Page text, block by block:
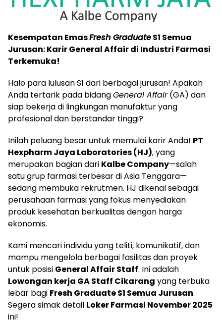
Kesempatan EmasFresh GraduateS1 Semua
Jurusan: Karir General Affair di Industri Farmasi
Terkemuka!
Halo para lulusan S1 dari berbagai jurusan! Apakah
Anda tertarik pada bidangGeneral Affair(GA) dan
siap bekerja di lingkungan manufaktur yang
profesional dan berstandar tinggi?
Inilah peluang besar untuk memulai karir Anda! PT
Hexpharm Jaya Laboratories (HJ), yang
merupakan bagian dari Kalbe Company—salah
satu grup farmasi terbesar di Asia Tenggara—
sedang membuka rekrutmen. HJ dikenal sebagai
perusahaan farmasi yang fokus menyediakan
produk kesehatan berkualitas dengan harga
ekonomis.
Kami mencari individu yang teliti, komunikatif, dan
mampu mengelola berbagai fasilitas dan proyek
untuk posisi General Affair Staff. Ini adalah
Lowongan kerja GA Staff Cikarang yang terbuka
lebar bagi Fresh Graduate S1 Semua Jurusan.
Segera simak detail Loker Farmasi November 2025
ini!